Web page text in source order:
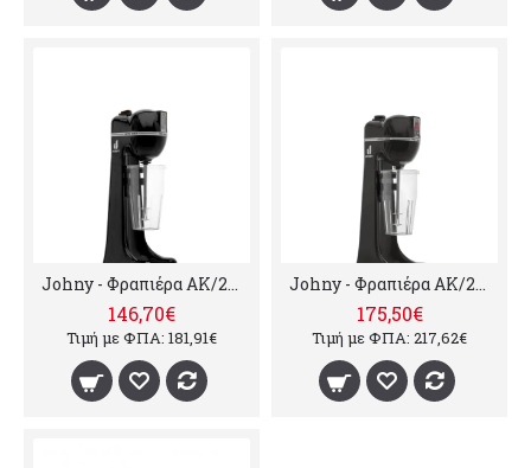
Johny - Φραπιέρα ΑΚ/2-5Τ Pulse ECO
146,70€
Τιμή με ΦΠΑ: 181,91€
Johny - Φραπιέρα ΑΚ/2-2Τ Timer ECO
175,50€
Τιμή με ΦΠΑ: 217,62€